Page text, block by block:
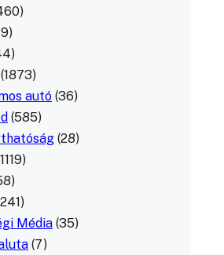
(1873)
autó (36)
(585)
(28)
Média (35)
(7)